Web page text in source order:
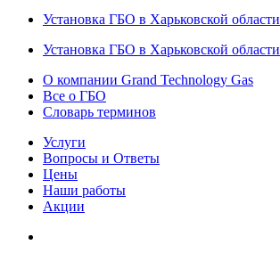
Установка ГБО в Харьковской области
Установка ГБО в Харьковской области
О компании Grand Technology Gas
Все о ГБО
Словарь терминов
Услуги
Вопросы и Ответы
Цены
Наши работы
Акции